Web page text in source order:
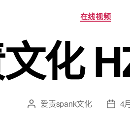
分
类
在线视频
化
文 爱责spank文化
发 4